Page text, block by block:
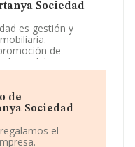
Sociedad
es gestión y
de
inmobiliaria.
y combinados.
como 'Gestión y
código
en mercados
de
Sociedad
el